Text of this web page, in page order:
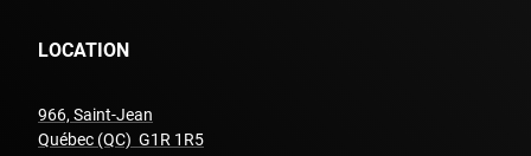
LOCATION
966, Saint-Jean
Québec (QC) G1R 1R5